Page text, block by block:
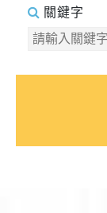
關鍵字